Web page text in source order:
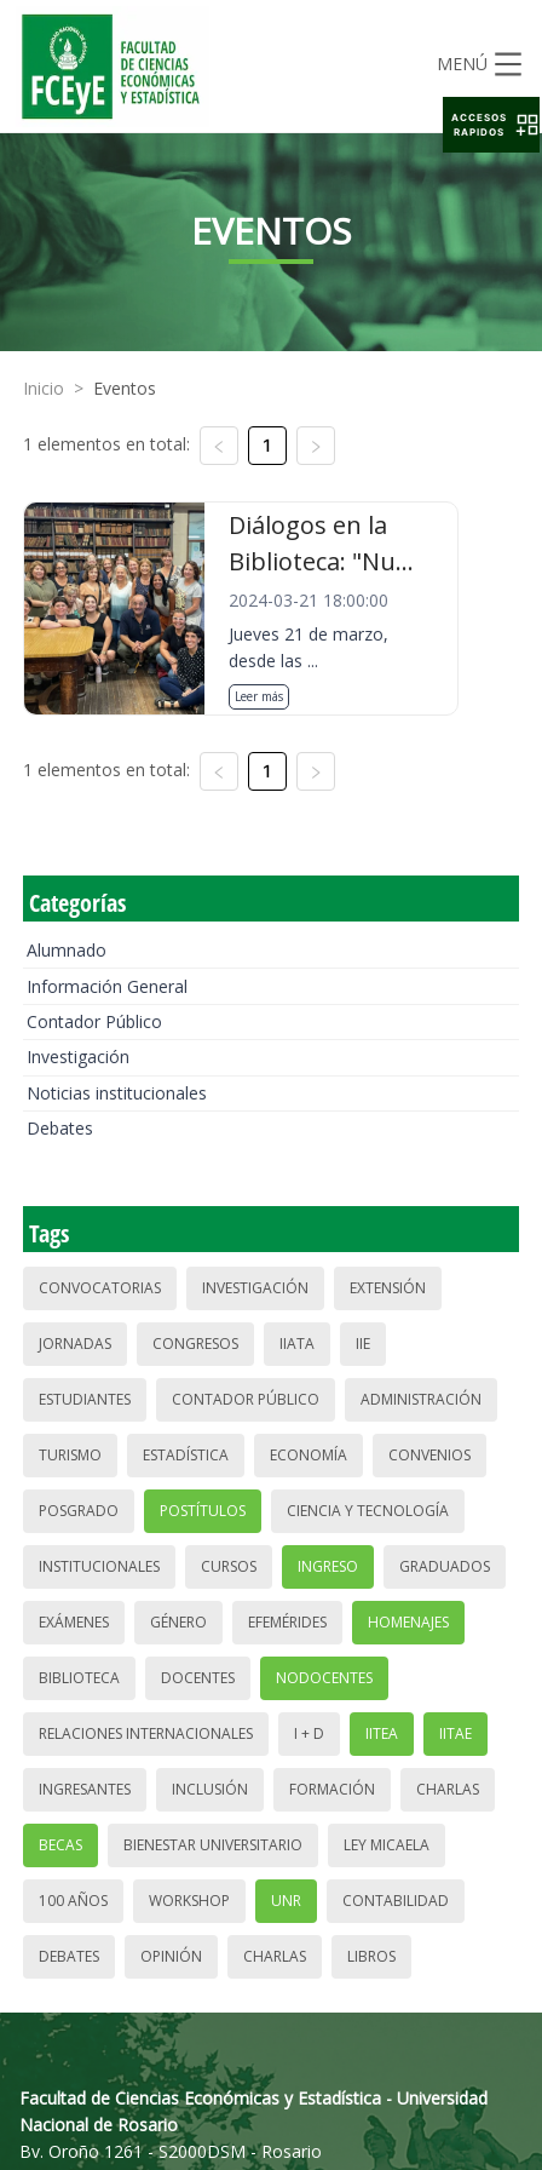
MENÚ
EVENTOS
Inicio > Eventos
1 elementos en total: 1
Diálogos en la
Biblioteca: "Nu...
2024-03-21 18:00:00
Jueves 21 de marzo,
desde las ...
Leer más
1 elementos en total: 1
Categorías
Alumnado
Información General
Contador Público
Investigación
Noticias institucionales
Debates
Tags
CONVOCATORIAS INVESTIGACIÓN EXTENSIÓN
JORNADAS CONGRESOS IIATA IIE
ESTUDIANTES CONTADOR PÚBLICO ADMINISTRACIÓN
TURISMO ESTADÍSTICA ECONOMÍA CONVENIOS
POSGRADO POSTÍTULOS CIENCIA Y TECNOLOGÍA
INSTITUCIONALES CURSOS INGRESO GRADUADOS
EXÁMENES GÉNERO EFEMÉRIDES HOMENAJES
BIBLIOTECA DOCENTES NODOCENTES
RELACIONES INTERNACIONALES I + D IITEA IITAE
INGRESANTES INCLUSIÓN FORMACIÓN CHARLAS
BECAS BIENESTAR UNIVERSITARIO LEY MICAELA
100 AÑOS WORKSHOP UNR CONTABILIDAD
DEBATES OPINIÓN CHARLAS LIBROS
Facultad de Ciencias Económicas y Estadística - Universidad
Nacional de Rosario
Bv. Oroño 1261 - S2000DSM - Rosario
ACCESOS
RAPIDOS